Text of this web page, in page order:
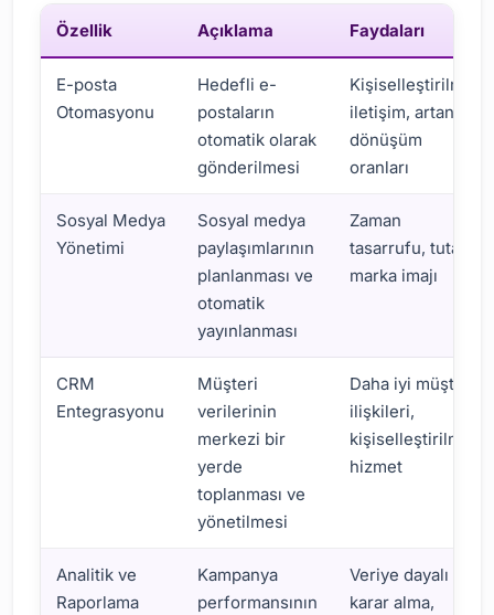
Özellik Açıklama Faydaları
E-posta
Otomasyonu
Hedefli e-
postaların
otomatik olarak
gönderilmesi
Kişiselleştirilmiş
iletişim, artan
dönüşüm
oranları
Sosyal Medya
Yönetimi
Sosyal medya
paylaşımlarının
planlanması ve
otomatik
yayınlanması
Zaman
tasarrufu, tutarlı
marka imajı
CRM
Entegrasyonu
Müşteri
verilerinin
merkezi bir
yerde
toplanması ve
yönetilmesi
Daha iyi müşteri
ilişkileri,
kişiselleştirilmiş
hizmet
Analitik ve
Raporlama
Kampanya
performansının
Veriye dayalı
karar alma,